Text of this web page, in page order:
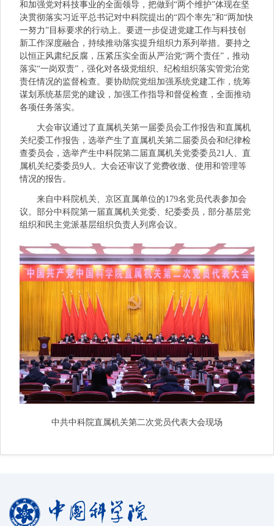
和加强党对科技事业的全面领导，把做到“两个维护”体现在坚
决贯彻落实习近平总书记对中科院提出的“四个率先”和“两加快
一努力”目标要求的行动上。要进一步促进党建工作与科技创
新工作深度融合，持续推动落实提升组织力系列举措。要持之
以恒正风肃纪反腐，压紧压实全面从严治党“两个责任”，推动
落实“一岗双责”，强化对各级党组织、纪检组织落实管党治党
责任情况的监督检查。要协助院党组加强系统党建工作，统筹
谋划系统基层党的建设，加强工作指导和督促检查，全面推动
各项任务落实。
大会审议通过了直属机关第一届委员会工作报告和直属机
关纪委工作报告，选举产生了直属机关第二届委员会和纪律检
查委员会，选举产生中科院第二届直属机关党委委员21人、直
属机关纪委委员9人。大会还审议了党费收缴、使用和管理等
情况的报告。
来自中科院机关、京区直属单位的179名党员代表参加会
议。部分中科院第一届直属机关党委、纪委委员，部分基层党
组织和民主党派基层组织负责人列席会议。
中共中科院直属机关第二次党员代表大会现场